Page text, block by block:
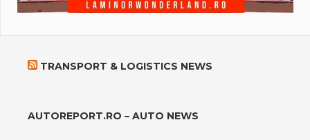
TRANSPORT & LOGISTICS NEWS
AUTOREPORT.RO – AUTO NEWS